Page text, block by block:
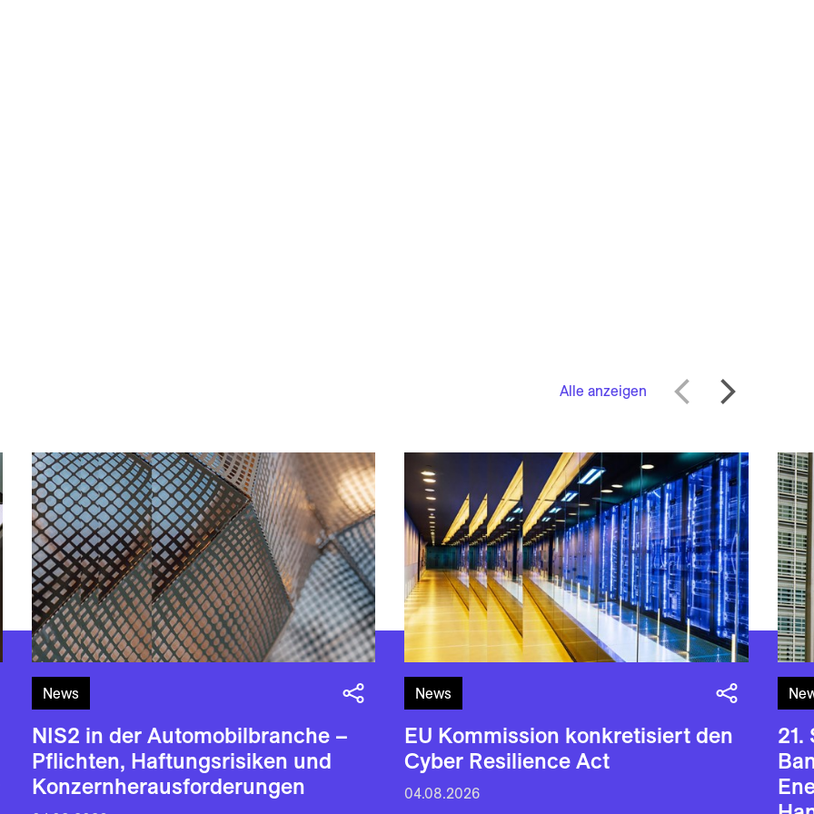
Alle anzeigen
News
NIS2 in der Automobilbranche –
Pflichten, Haftungsrisiken und
Konzernherausforderungen
News
EU Kommission konkretisiert den
Cyber Resilience Act
04.08.2026
21.